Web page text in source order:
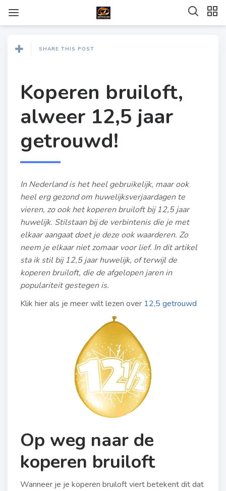
SHARE THIS POST
Koperen bruiloft,
alweer 12,5 jaar
getrouwd!
In Nederland is het heel gebruikelijk, maar ook
heel erg gezond om huwelijksverjaardagen te
vieren, zo ook het koperen bruiloft bij 12,5 jaar
huwelijk. Stilstaan bij de verbintenis die je met
elkaar aangaat doet je deze ook waarderen. Zo
neem je elkaar niet zomaar voor lief. In dit artikel
sta ik stil bij 12,5 jaar huwelijk, of terwijl de
koperen bruiloft, die de afgelopen jaren in
populariteit gestegen is.
Klik hier als je meer wilt lezen over 12,5 getrouwd
Op weg naar de
koperen bruiloft
Wanneer je je koperen bruiloft viert betekent dit dat